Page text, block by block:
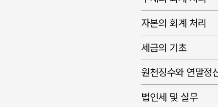
자본의 회계 처리
세금의 기초
원천징수와 연말정
법인세 및 실무